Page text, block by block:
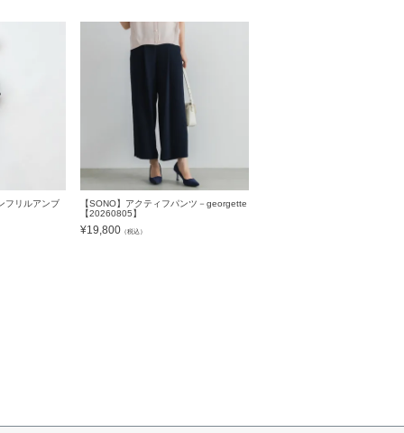
フリルアンブ
【SONO】アクティフパンツ－georgette
【20260805】
¥19,800（税込）